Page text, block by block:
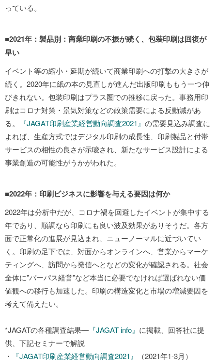
っている。
■2021年：製品別：商業印刷の不振が続く、包装印刷は回復が
早い
イベント等の縮小・延期が続いて商業印刷への打撃の大きさが
続く。2020年に紙の本の見直しが進んだ出版印刷ももう一つ伸
びきれない。包装印刷はプラス圏での推移に戻った。事務用印
刷はコロナ対策・景気対策などの政策需要による反動減があ
る。
『JAGAT印刷産業経営動向調査2021』 の需要見込み調査に
よれば、生産方式ではデジタル印刷の成長性、印刷製品と付帯
サービスの相性の良さが示唆され、新たなサービス設計による
事業創造の可能性がうかがわれた。
■2022年：印刷ビジネスに影響を与える要因は何か
2022年は分析中だが、コロナ禍を回避したイベントが集中する
年であり、順調なら印刷にも良い波及効果がありそうだ。各方
面で正常化の進展が見込まれ、ニューノーマルに近づいてい
く。印刷の足下では、対面からオンラインへ、営業からマーケ
ティングへ、訪問から発信へとなどの変化が確認される。社会
全体に”パーパス経営”など本当に必要でなければ選ばれない価
値観への移行も加速した。印刷の構造変化と市場の増減要因を
考えて備えたい。
*JAGATの各種調査結果— 『JAGAT info』 に掲載、回答社に提
供、下記セミナーで解説
・
『JAGAT印刷産業経営動向調査2021』 （2021年1-3月）